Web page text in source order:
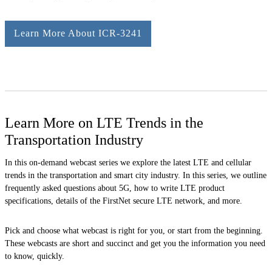
Learn More About ICR-3241
Learn More on LTE Trends in the
Transportation Industry
In this on-demand webcast series we explore the latest LTE and cellular
trends in the transportation and smart city industry. In this series, we outline
frequently asked questions about 5G, how to write LTE product
specifications, details of the FirstNet secure LTE network, and more.
Pick and choose what webcast is right for you, or start from the beginning.
These webcasts are short and succinct and get you the information you need
to know, quickly.